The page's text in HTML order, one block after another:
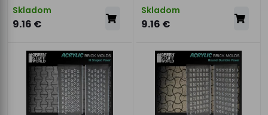
Skladom
9.16 €
Skladom
9.16 €